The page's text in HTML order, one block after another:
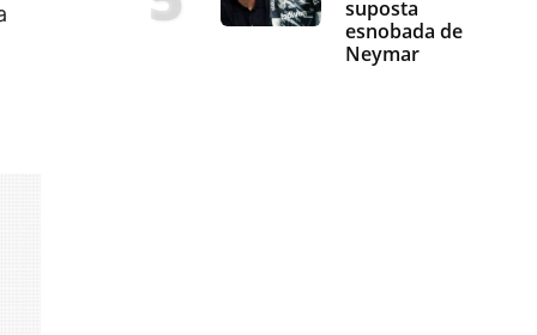
suposta
esnobada de
Neymar